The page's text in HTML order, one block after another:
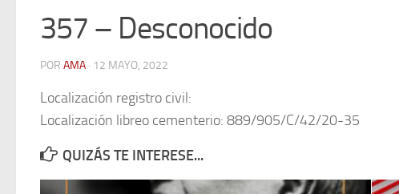
357 – Desconocido
POR AMA · 12 MAYO, 2022
Localización registro civil:
Localización libreo cementerio: 889/905/C/42/20-35
QUIZÁS TE INTERESE...